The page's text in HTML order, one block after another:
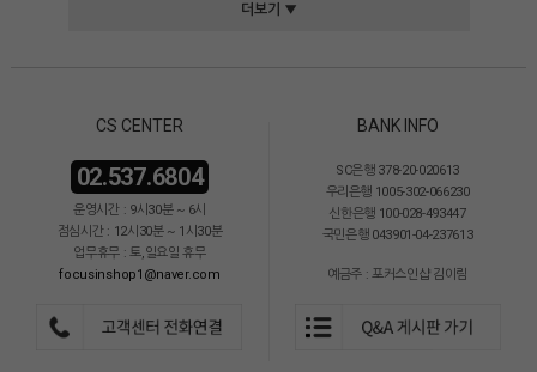
더보기 ▼
CS CENTER
02.537.6804
운영시간 : 9시30분 ~ 6시
점심시간 : 12시30분 ~ 1시30분
업무휴무 : 토,일요일 휴무
focusinshop1@naver.com
BANK INFO
SC은행 378-20-020613
우리은행 1005-302-066230
신한은행 100-028-493447
국민은행 043901-04-237613
예금주 : 포커스인샵 김이림